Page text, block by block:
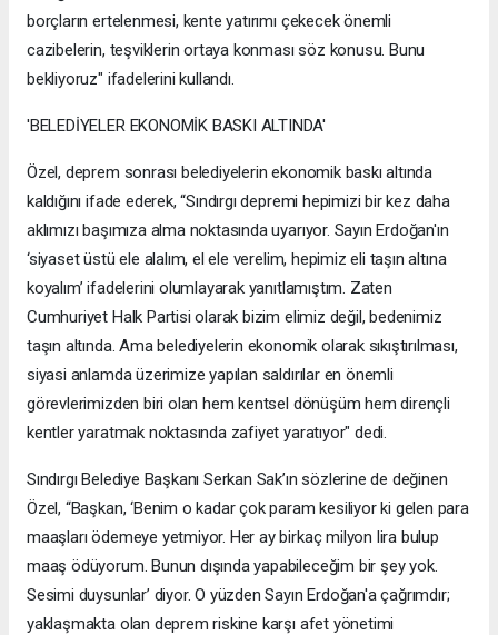
borçların ertelenmesi, kente yatırımı çekecek önemli
cazibelerin, teşviklerin ortaya konması söz konusu. Bunu
bekliyoruz" ifadelerini kullandı.
'BELEDİYELER EKONOMİK BASKI ALTINDA'
Özel, deprem sonrası belediyelerin ekonomik baskı altında
kaldığını ifade ederek, “Sındırgı depremi hepimizi bir kez daha
aklımızı başımıza alma noktasında uyarıyor. Sayın Erdoğan'ın
‘siyaset üstü ele alalım, el ele verelim, hepimiz eli taşın altına
koyalım’ ifadelerini olumlayarak yanıtlamıştım. Zaten
Cumhuriyet Halk Partisi olarak bizim elimiz değil, bedenimiz
taşın altında. Ama belediyelerin ekonomik olarak sıkıştırılması,
siyasi anlamda üzerimize yapılan saldırılar en önemli
görevlerimizden biri olan hem kentsel dönüşüm hem dirençli
kentler yaratmak noktasında zafiyet yaratıyor" dedi.
Sındırgı Belediye Başkanı Serkan Sak’ın sözlerine de değinen
Özel, “Başkan, ‘Benim o kadar çok param kesiliyor ki gelen para
maaşları ödemeye yetmiyor. Her ay birkaç milyon lira bulup
maaş ödüyorum. Bunun dışında yapabileceğim bir şey yok.
Sesimi duysunlar’ diyor. O yüzden Sayın Erdoğan'a çağrımdır;
yaklaşmakta olan deprem riskine karşı afet yönetimi